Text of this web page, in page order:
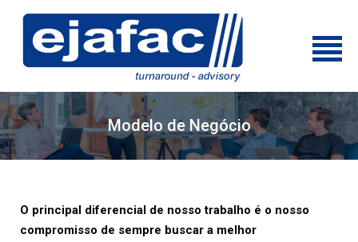
Modelo de Negócio
O principal diferencial de nosso trabalho é o nosso
compromisso de sempre buscar a melhor